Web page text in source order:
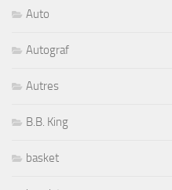
Auto
Autograf
Autres
B.B. King
basket